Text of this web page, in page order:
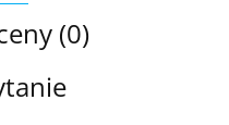
(0)